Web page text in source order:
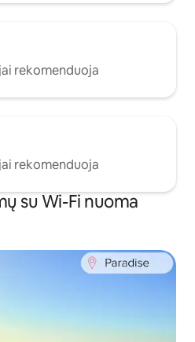
rekomenduoja
rekomenduoja
su Wi-Fi nuoma